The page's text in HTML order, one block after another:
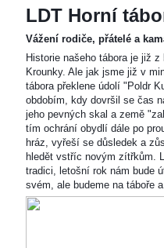
LDT Horní
Vážení rodiče, přátelé a
Historie našeho tábora je již
Krounky. Ale jak jsme již v
tábora překlene údolí "Poldr
obdobím, kdy dovršil se čas
jeho pevných skal a země
tím ochrání obydlí dále po
hráz, vyřeší se důsledek a
hledět vstříc novým zítřkům.
tradici, letošní rok nám bude
svém, ale budeme na táboře